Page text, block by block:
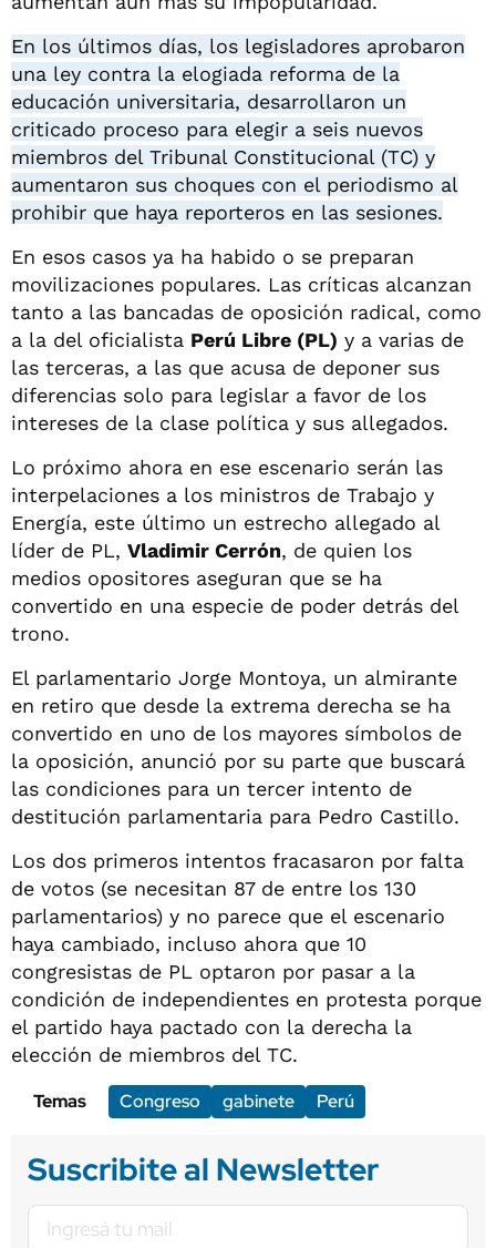
En los últimos días, los legisladores aprobaron
una ley contra la elogiada reforma de la
educación universitaria, desarrollaron un
criticado proceso para elegir a seis nuevos
miembros del Tribunal Constitucional (TC) y
aumentaron sus choques con el periodismo al
prohibir que haya reporteros en las sesiones.
En esos casos ya ha habido o se preparan
movilizaciones populares. Las críticas alcanzan
tanto a las bancadas de oposición radical, como
a la del oficialista Perú Libre (PL) y a varias de
las terceras, a las que acusa de deponer sus
diferencias solo para legislar a favor de los
intereses de la clase política y sus allegados.
Lo próximo ahora en ese escenario serán las
interpelaciones a los ministros de Trabajo y
Energía, este último un estrecho allegado al
líder de PL, Vladimir Cerrón, de quien los
medios opositores aseguran que se ha
convertido en una especie de poder detrás del
trono.
El parlamentario Jorge Montoya, un almirante
en retiro que desde la extrema derecha se ha
convertido en uno de los mayores símbolos de
la oposición, anunció por su parte que buscará
las condiciones para un tercer intento de
destitución parlamentaria para Pedro Castillo.
Los dos primeros intentos fracasaron por falta
de votos (se necesitan 87 de entre los 130
parlamentarios) y no parece que el escenario
haya cambiado, incluso ahora que 10
congresistas de PL optaron por pasar a la
condición de independientes en protesta porque
el partido haya pactado con la derecha la
elección de miembros del TC.
Temas
Congreso gabinete Perú
Suscribite al Newsletter